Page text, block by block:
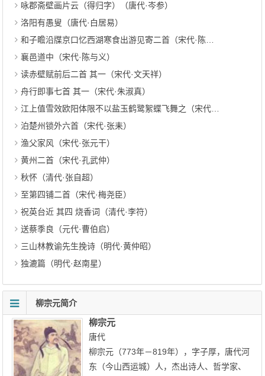
咏郡斋壁画片云（得归字）（唐代·岑参）
洛阳有愚叟（唐代·白居易）
和子瞻沿牒京口忆西湖寒食出游见寄二首（宋代·陈襄）
襄邑道中（宋代·陈与义）
读赤壁赋前后二首 其一（宋代·文天祥）
舟行即事七首 其一（宋代·朱淑真）
江上值雪效欧阳体限不以盐玉鹤鹭絮蝶飞舞之（宋代·苏轼）
泊楚州锁外六首（宋代·张耒）
渔父家风（宋代·张元干）
黄州二首（宋代·孔武仲）
秋怀（清代·张自超）
至第四铺二首（宋代·梅尧臣）
祝英台近 其四 烧香词（清代·李符）
送蔡季良（元代·曹伯启）
三山林教谕先生挽诗（明代·黄仲昭）
独漉篇（明代·赵南星）
柳宗元简介
柳宗元
唐代
柳宗元（773年－819年），字子厚，唐代河
东（今山西运城）人，杰出诗人、哲学家、